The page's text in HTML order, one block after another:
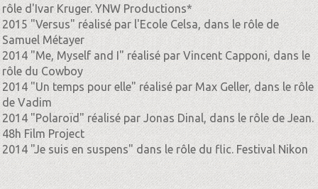
rôle d'Ivar Kruger. YNW Productions*
2015 "Versus" réalisé par l'Ecole Celsa, dans le rôle de
Samuel Métayer
2014 "Me, Myself and I" réalisé par Vincent Capponi, dans le
rôle du Cowboy
2014 "Un temps pour elle" réalisé par Max Geller, dans le rôle
de Vadim
2014 "Polaroïd" réalisé par Jonas Dinal, dans le rôle de Jean.
48h Film Project
2014 "Je suis en suspens" dans le rôle du flic. Festival Nikon